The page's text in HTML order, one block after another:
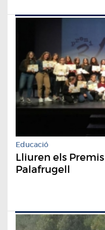
Educació
Lliuren els
Palafrugell